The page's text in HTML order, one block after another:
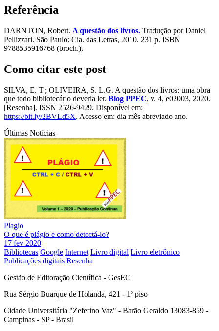
Referência
DARNTON, Robert. A questão dos livros. Tradução por Daniel
Pellizzari. São Paulo: Cia. das Letras, 2010. 231 p. ISBN
9788535916768 (broch.).
Como citar este post
SILVA, E. T.; OLIVEIRA, S. L.G. A questão dos livros: uma obra
que todo bibliotecário deveria ler. Blog PPEC, v. 4, e02003, 2020.
[Resenha]. ISSN 2526-9429. Disponível em:
https://bit.ly/2BVLd5X. Acesso em: dia mês abreviado ano.
Últimas Notícias
Plagio
O que é plágio e como detectá-lo?
17 fev 2020
Bibliotecas Google Internet Livro digital Livro eletrônico
Publicações digitais Resenha
Gestão de Editoração Científica - GesEC
Rua Sérgio Buarque de Holanda, 421 - 1º piso
Cidade Universitária "Zeferino Vaz" - Barão Geraldo 13083-859 -
Campinas - SP - Brasil